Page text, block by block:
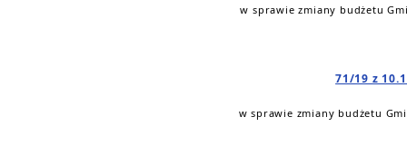
w sprawie zmiany budżetu
71/19 z
w sprawie zmiany budżetu